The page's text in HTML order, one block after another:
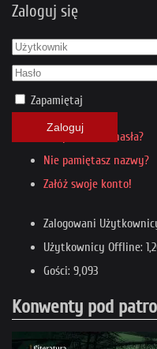
Zaloguj się
Zapamiętaj
Zaloguj
Nie pamiętasz hasła?
Nie pamiętasz nazwy?
Załóż swoje konto!
Zalogowani
Użytkownicy Offline:
Gości: 9,093
Konwenty pod